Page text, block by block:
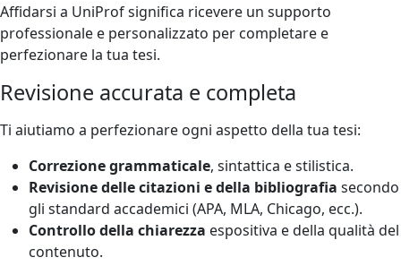
Affidarsi a UniProf significa ricevere un supporto
professionale e personalizzato per completare e
perfezionare la tua tesi.
Revisione accurata e completa
Ti aiutiamo a perfezionare ogni aspetto della tua tesi:
Correzione grammaticale, sintattica e stilistica.
Revisione delle citazioni e della bibliografia secondo
gli standard accademici (APA, MLA, Chicago, ecc.).
Controllo della chiarezza espositiva e della qualità del
contenuto.